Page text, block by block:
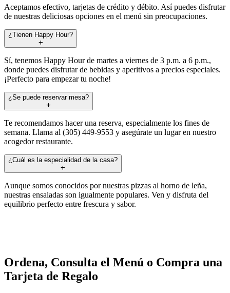
Aceptamos efectivo, tarjetas de crédito y débito. Así puedes disfrutar
de nuestras deliciosas opciones en el menú sin preocupaciones.
¿Tienen Happy Hour?
Sí, tenemos Happy Hour de martes a viernes de 3 p.m. a 6 p.m.,
donde puedes disfrutar de bebidas y aperitivos a precios especiales.
¡Perfecto para empezar tu noche!
¿Se puede reservar mesa?
Te recomendamos hacer una reserva, especialmente los fines de
semana. Llama al (305) 449-9553 y asegúrate un lugar en nuestro
acogedor restaurante.
¿Cuál es la especialidad de la casa?
Aunque somos conocidos por nuestras pizzas al horno de leña,
nuestras ensaladas son igualmente populares. Ven y disfruta del
equilibrio perfecto entre frescura y sabor.
Ordena, Consulta el Menú o Compra una
Tarjeta de Regalo